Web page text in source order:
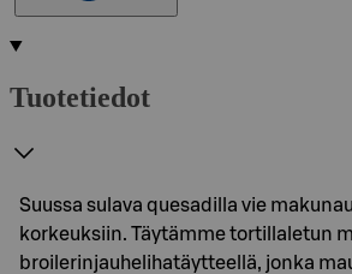
Tuotetiedot
Suussa sulava quesadilla vie
korkeuksiin. Täytämme tortillaletun
broilerinjauhelihatäytteellä, jonka